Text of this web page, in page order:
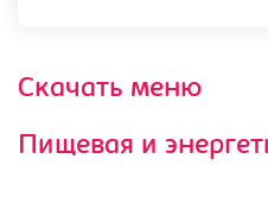
Скачать меню
Пищевая и